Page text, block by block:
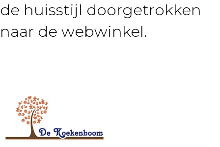
de huisstijl doorgetrokken
naar de webwinkel.